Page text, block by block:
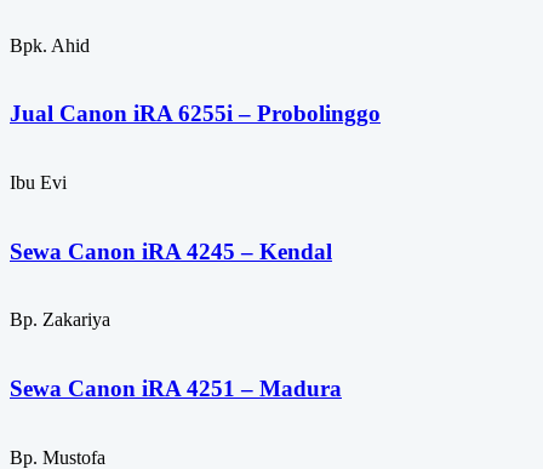
Bpk. Ahid
Jual Canon iRA 6255i – Probolinggo
Ibu Evi
Sewa Canon iRA 4245 – Kendal
Bp. Zakariya
Sewa Canon iRA 4251 – Madura
Bp. Mustofa